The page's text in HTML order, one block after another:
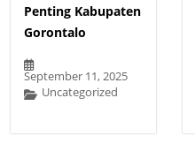
Penting Kabupaten
Gorontalo
September 11, 2025
Uncategorized